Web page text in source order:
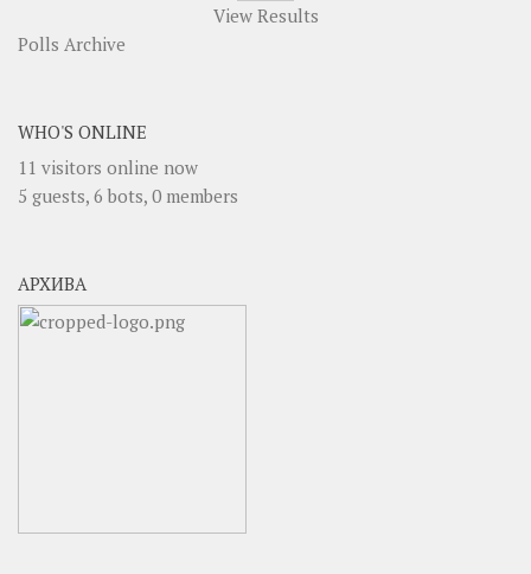
View Results
Polls Archive
WHO'S ONLINE
11 visitors online now
5 guests, 6 bots, 0 members
АРХИВА